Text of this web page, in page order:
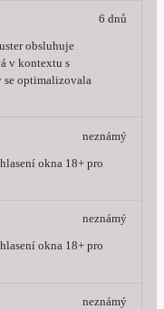
obsluhuje
v kontextu s
se optimalizovala
6 dnů
okna 18+ pro
neznámý
okna 18+ pro
neznámý
neznámý